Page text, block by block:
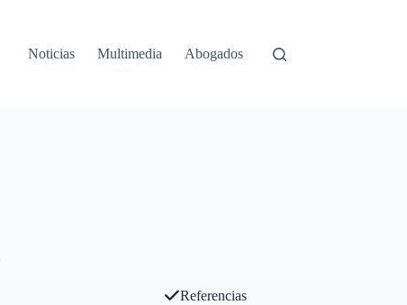
Noticias Multimedia Abogados
Referencias